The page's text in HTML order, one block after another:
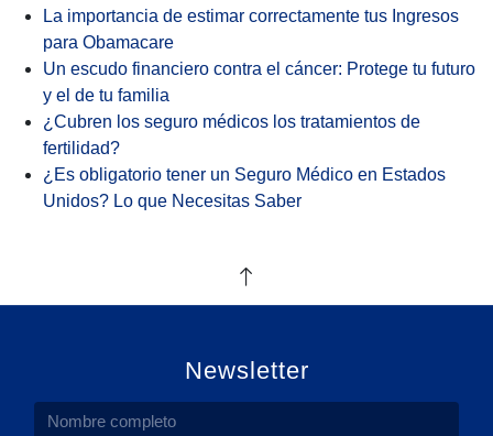
La importancia de estimar correctamente tus Ingresos
para Obamacare
Un escudo financiero contra el cáncer: Protege tu futuro
y el de tu familia
¿Cubren los seguro médicos los tratamientos de
fertilidad?
¿Es obligatorio tener un Seguro Médico en Estados
Unidos? Lo que Necesitas Saber
Newsletter